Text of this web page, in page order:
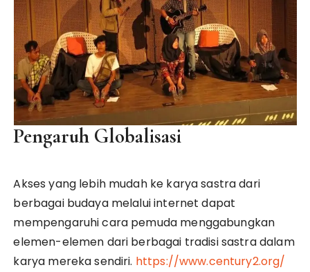
Pengaruh Globalisasi
Akses yang lebih mudah ke karya sastra dari
berbagai budaya melalui internet dapat
mempengaruhi cara pemuda menggabungkan
elemen-elemen dari berbagai tradisi sastra dalam
karya mereka sendiri. https://www.century2.org/